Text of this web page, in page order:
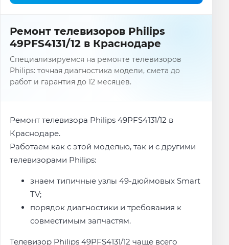
Ремонт телевизоров Philips
49PFS4131/12 в Краснодаре
Специализируемся на ремонте телевизоров
Philips: точная диагностика модели, смета до
работ и гарантия до 12 месяцев.
Ремонт телевизора Philips 49PFS4131/12 в
Краснодаре.
Работаем как с этой моделью, так и с другими
телевизорами Philips:
знаем типичные узлы 49-дюймовых Smart
TV;
порядок диагностики и требования к
совместимым запчастям.
Телевизор Philips 49PFS4131/12 чаще всего